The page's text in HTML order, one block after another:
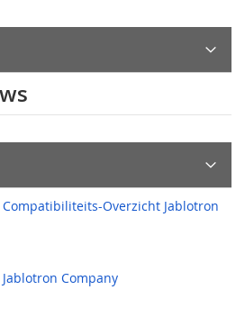
Compatibiliteits-Overzicht Jablotron
Jablotron Company